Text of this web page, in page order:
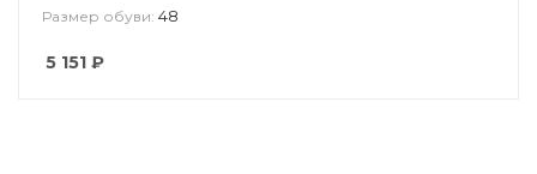
Размер обуви: 48
5 151 ₽